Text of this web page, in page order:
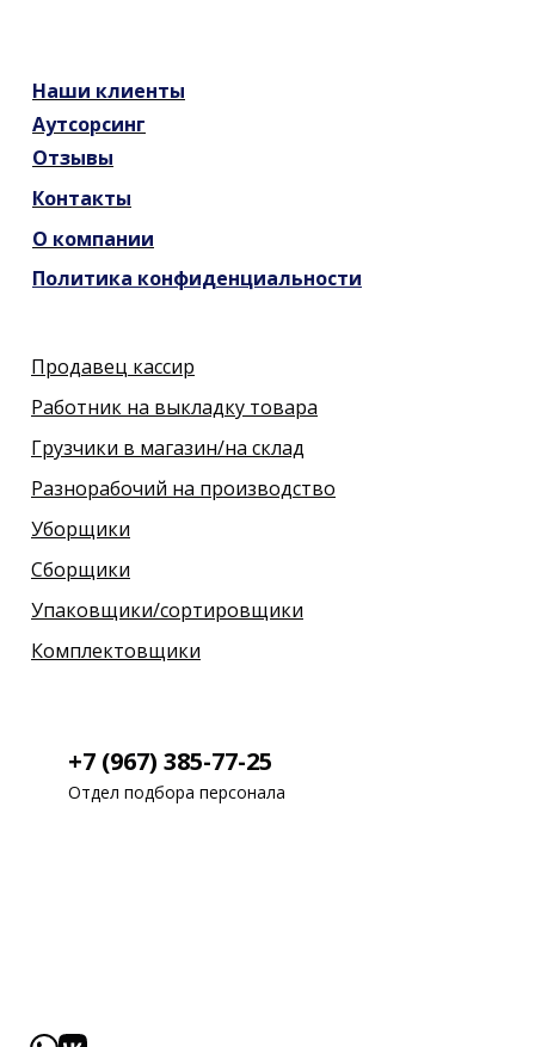
Политика конфиденциальности
Комплектовщики
Упаковщики/сортировщики
Сборщики
Уборщики
Разнорабочий на производство
Грузчики в магазин/на склад
Работник на выкладку товара
Продавец кассир
+7 (967) 385-77-25
Отдел подбора персонала
О компании
Контакты
Отзывы
Аутсорсинг
Наши клиенты